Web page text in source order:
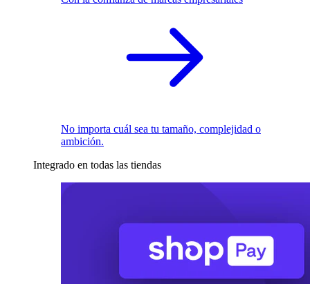
No importa cuál sea tu tamaño, complejidad o
ambición.
Integrado en todas las tiendas